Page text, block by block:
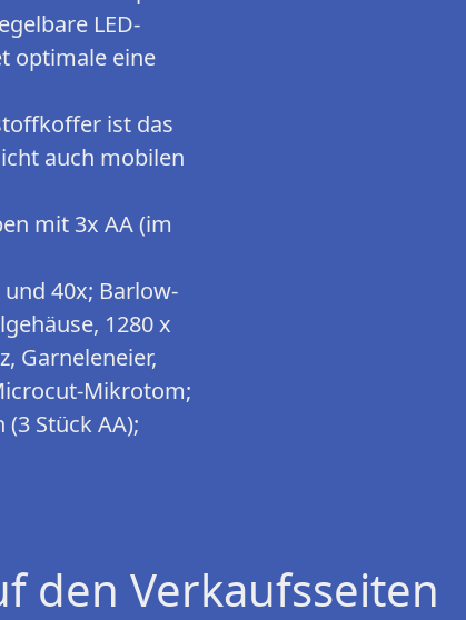
LED-
optimale eine
ist das
auch mobilen
mit 3x AA (im
40x; Barlow-
1280 x
Garneleneier,
Mikrotom;
Stück AA);
den Verkaufsseiten